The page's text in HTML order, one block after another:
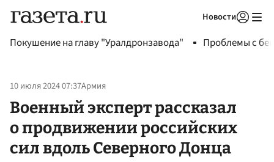
Новости
Покушение на главу "Уралдронзавода" Проблемы с
10 июля 2024 07:37Армия
Военный эксперт рассказал
о продвижении российских
сил вдоль Северного Донца